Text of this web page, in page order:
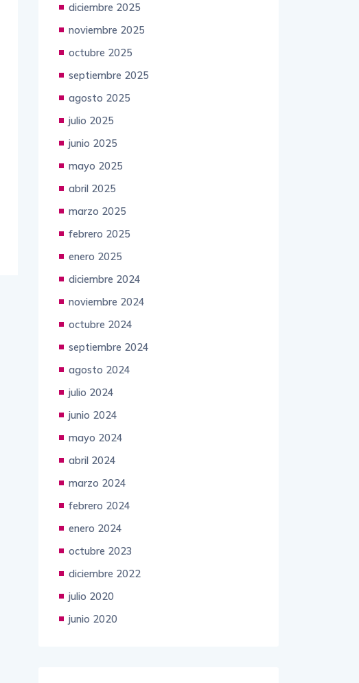
diciembre 2025
noviembre 2025
octubre 2025
septiembre 2025
agosto 2025
julio 2025
junio 2025
mayo 2025
abril 2025
marzo 2025
febrero 2025
enero 2025
diciembre 2024
noviembre 2024
octubre 2024
septiembre 2024
agosto 2024
julio 2024
junio 2024
mayo 2024
abril 2024
marzo 2024
febrero 2024
enero 2024
octubre 2023
diciembre 2022
julio 2020
junio 2020